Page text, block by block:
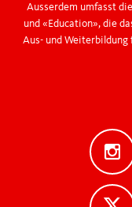
Ausserdem umfasst
und «Education», die
Aus- und Weiterbildung